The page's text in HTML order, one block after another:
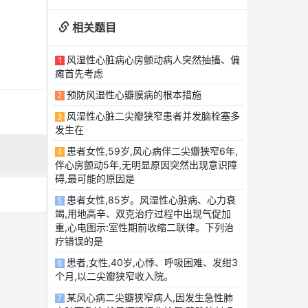
相关题目
1
风湿性心脏病心房颤动病人突然抽搐、偏
瘫首先考虑
2 预防风湿性心瓣膜病的根本措施
3 风湿性心脏二尖瓣狭窄患者并发脑栓塞多
发生在
4 患者女性,59岁,风心病伴二尖瓣狭窄6年,
伴心房颤动5年,无明显原因突然出现意识障
碍,最可能的原因是
5 患者女性,85岁。风湿性心脏病、心力衰
竭,用地高辛、双克治疗过程中出现气促加
重,心电图示:室性期前收缩二联律。下列治
疗错误的是
6 患者,女性,40岁,心悸、呼吸困难、发绀3
个月,以二尖瓣狭窄收入院。
7 某风心病二尖瓣狭窄病人,因发生急性肺